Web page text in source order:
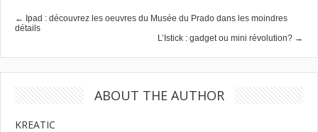
← Ipad : découvrez les oeuvres du Musée du Prado dans les moindres
détails
L’Istick : gadget ou mini révolution? →
ABOUT THE AUTHOR
KREATIC